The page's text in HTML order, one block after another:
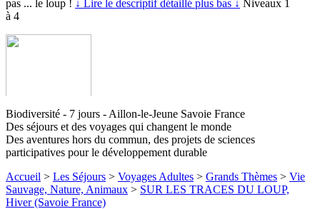
pas ... le loup ! ↓ Lire le descriptif détaillé plus bas ↓ Niveaux 1
à 4
Biodiversité - 7 jours - Aillon-le-Jeune Savoie France
Des séjours et des voyages qui changent le monde
Des aventures hors du commun, des projets de sciences
participatives pour le développement durable
Accueil > Les Séjours > Voyages Adultes > Grands Thèmes > Vie
Sauvage, Nature, Animaux > SUR LES TRACES DU LOUP,
Hiver (Savoie France)